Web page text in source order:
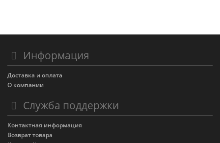
Информация
Доставка и оплата
О компании
Служба поддержки
Контактная информация
Возврат товара